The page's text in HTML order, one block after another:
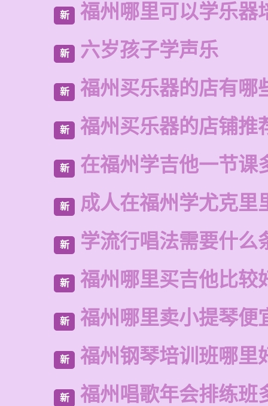
新 福州哪里可以学乐器
新 六岁孩子学声乐
新 福州买乐器的店有哪
新 福州买乐器的店铺推
新 在福州学吉他一节课
新 成人在福州学尤克里
新 学流行唱法需要什么
新 福州哪里买吉他比较
新 福州哪里卖小提琴便
新 福州钢琴培训班哪里
新 福州唱歌年会排练班